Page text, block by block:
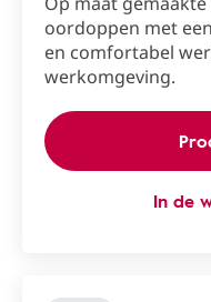
oordoppen met
en comfortabel
werkomgeving.
In de